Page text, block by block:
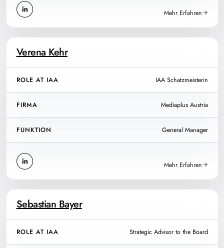
Mehr Erfahren
Verena Kehr
ROLE AT IAA IAA Schatzmeisterin
FIRMA Mediaplus Austria
FUNKTION General Manager
Mehr Erfahren
Sebastian Bayer
ROLE AT IAA Strategic Advisor to the Board